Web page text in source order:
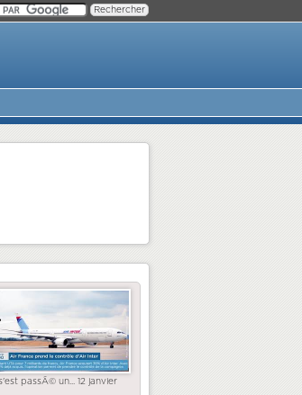
s'est passÃ© un... 12 janvier